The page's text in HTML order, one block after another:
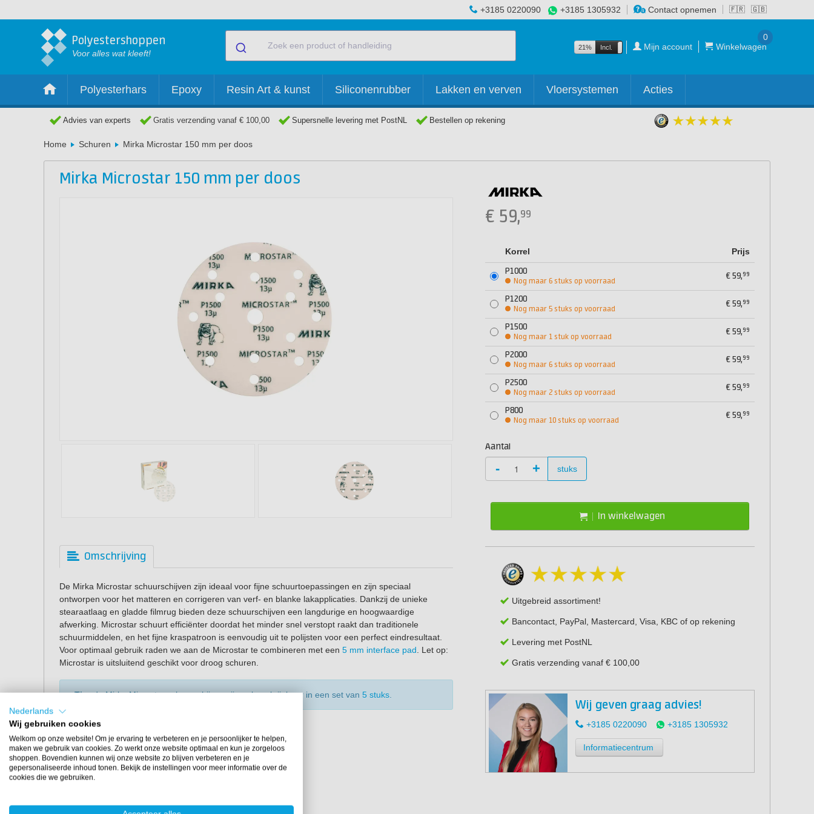
🇫🇷 🇬🇧
+3185 0220090 +3185 1305932 Contact opnemen
Polyestershoppen
Voor alles wat kleeft!
21% Incl. Excl. Mijn account Winkelwagen
0
Polyesterhars Epoxy Resin Art & kunst Siliconenrubber Lakken en verven Vloersystemen Acties
Advies van experts Gratis verzending vanaf € 100,00 Supersnelle levering met PostNL Bestellen op rekening
Home Schuren Mirka Microstar 150 mm per doos
Mirka Microstar 150 mm per doos
Omschrijving
De Mirka Microstar schuurschijven zijn ideaal voor fijne schuurtoepassingen en zijn speciaal
ontworpen voor het matteren en corrigeren van verf- en blanke lakapplicaties. Dankzij de unieke
stearaatlaag en gladde filmrug bieden deze schuurschijven een langdurige en hoogwaardige
afwerking. Microstar schuurt efficiënter doordat het minder snel verstopt raakt dan traditionele
schuurmiddelen, en het fijne kraspatroon is eenvoudig uit te polijsten voor een perfect eindresultaat.
Voor optimaal gebruik raden we aan de Microstar te combineren met een 5 mm interface pad . Let op:
Microstar is uitsluitend geschikt voor droog schuren.
Tip:de Mirka Microstar schuurschijven zijn ook verkrijgbaar in een set van 5 stuks
Voordelen Mirka Microstar
Nieuw innovatief schuurmateriaal.
Polyester drager in plaats van papier.
Gaat veel langer mee dan traditioneel schuurpapier.
€ 59,99
Korrel Prijs
P1000
Nog maar 6 stuks op voorraad
€59,99
P1200
Nog maar 5 stuks op voorraad
€59,99
P1500
Nog maar 1 stuk op voorraad
€59,99
P2000
Nog maar 6 stuks op voorraad
€59,99
P2500
Nog maar 2 stuks op voorraad
€59,99
P800
Nog maar 10 stuks op voorraad
€59,99
Aantal
- + stuks
In winkelwagen
Uitgebreid assortiment!
Bancontact, PayPal, Mastercard, Visa, KBC of op rekening
Levering met PostNL
Gratis verzending vanaf € 100,00
Wij geven graag advies!
+3185 0220090 +3185 1305932
Informatiecentrum
Nederlands
Wij gebruiken cookies
Welkom op onze website! Om je ervaring te verbeteren en je persoonlijker te helpen,
maken we gebruik van cookies. Zo werkt onze website optimaal en kun je zorgeloos
shoppen. Bovendien kunnen wij onze website zo blijven verbeteren en je
gepersonaliseerde inhoud tonen. Bekijk de instellingen voor meer informatie over de
cookies die we gebruiken.